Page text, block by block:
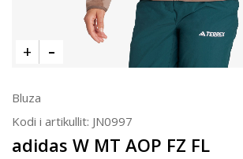
Bluza
Kodi i artikullit: JN0997
adidas W MT AOP FZ FL